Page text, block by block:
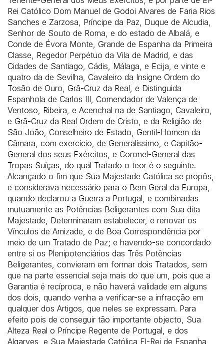
Rei Católico Dom Manuel de Godoi Alvares de Faria Rios
Sanches e Zarzosa, Príncipe da Paz, Duque de Alcudia,
Senhor de Souto de Roma, e do estado de Albalá, e
Conde de Évora Monte, Grande de Espanha da Primeira
Classe, Regedor Perpétuo da Vila de Madrid, e das
Cidades de Santiago, Cádis, Málaga, e Ecija, e vinte e
quatro da de Sevilha, Cavaleiro da Insigne Ordem do
Tosão de Ouro, Grã-Cruz da Real, e Distinguida
Espanhola de Carlos III, Comendador de Valença de
Ventoso, Ribeira, e Acenchal na de Santiago, Cavaleiro,
e Grã-Cruz da Real Ordem de Cristo, e da Religião de
São João, Conselheiro de Estado, Gentil-Homem da
Câmara, com exercício, de Generalíssimo, e Capitão-
General dos seus Exércitos, e Coronel-General das
Tropas Suíças, do qual Tratado o teor é o seguinte.
Alcançado o fim que Sua Majestade Católica se propôs,
e considerava necessário para o Bem Geral da Europa,
quando declarou a Guerra a Portugal, e combinadas
mutuamente as Potências Beligerantes com Sua dita
Majestade, Determinaram estabelecer, e renovar os
Vínculos de Amizade, e de Boa Correspondência por
meio de um Tratado de Paz; e havendo-se concordado
entre si os Plenipotenciários das Três Potências
Beligerantes, convieram em formar dois Tratados, sem
que na parte essencial seja mais do que um, pois que a
Garantia é recíproca, e não haverá validade em alguns
dos dois, quando venha a verificar-se a infracção em
qualquer dos Artigos, que neles se expressam. Para
efeito pois de conseguir tão importante objecto, Sua
Alteza Real o Príncipe Regente de Portugal, e dos
Algarves, e Sua Majestade Católica El-Rei de Espanha,